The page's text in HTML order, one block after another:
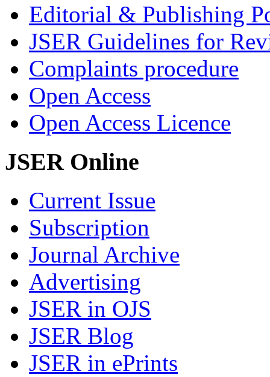
Editorial & Publishing
JSER Guidelines for
Complaints procedure
Open Access
Open Access Licence
JSER Online
Current Issue
Subscription
Journal Archive
Advertising
JSER in OJS
JSER Blog
JSER in ePrints